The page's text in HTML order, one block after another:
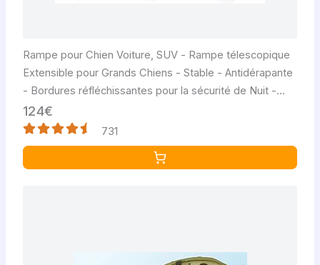
Rampe pour Chien Voiture, SUV - Rampe télescopique
Extensible pour Grands Chiens - Stable - Antidérapante
- Bordures réfléchissantes pour la sécurité de Nuit -
Capacité 90kg - Clip de Fixation Noir
124€
731